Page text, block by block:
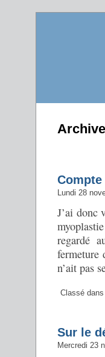
Lundi 28
J’ai donc
regardé
fermeture
n’ait pas
Classé dans
Sur le
Mercredi 23